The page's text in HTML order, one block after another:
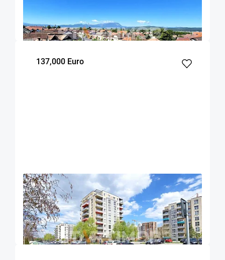
50
m²
1
dormitor
4
Etaj
137,000 Euro
OFERTA NOUA EXCLUSIVITATE COMISION 2%
Apartament cu boxa si parcare zona Coresi
Brasov
58
m²
1
dormitor
2
Etaj